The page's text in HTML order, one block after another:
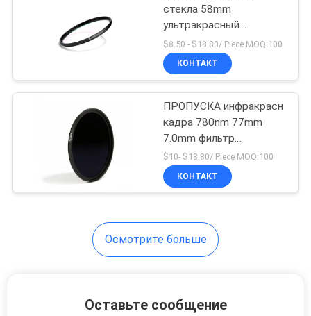
стекла 58mm
ультракрасный
отрезанный для
камеры канона Nikon
Kodak
$8.50 - $18.80/ Piece MOQ:100
КОНТАКТ
ПРОПУСКА инфракрасн
кадра 780nm 77mm
7.0mm фильтр
объектива
УЛЬТРАФИОЛЕТОВОГО
ультракрасный
$10- $18.80/ Piece MOQ:100
КОНТАКТ
Осмотрите больше
Оставьте сообщение